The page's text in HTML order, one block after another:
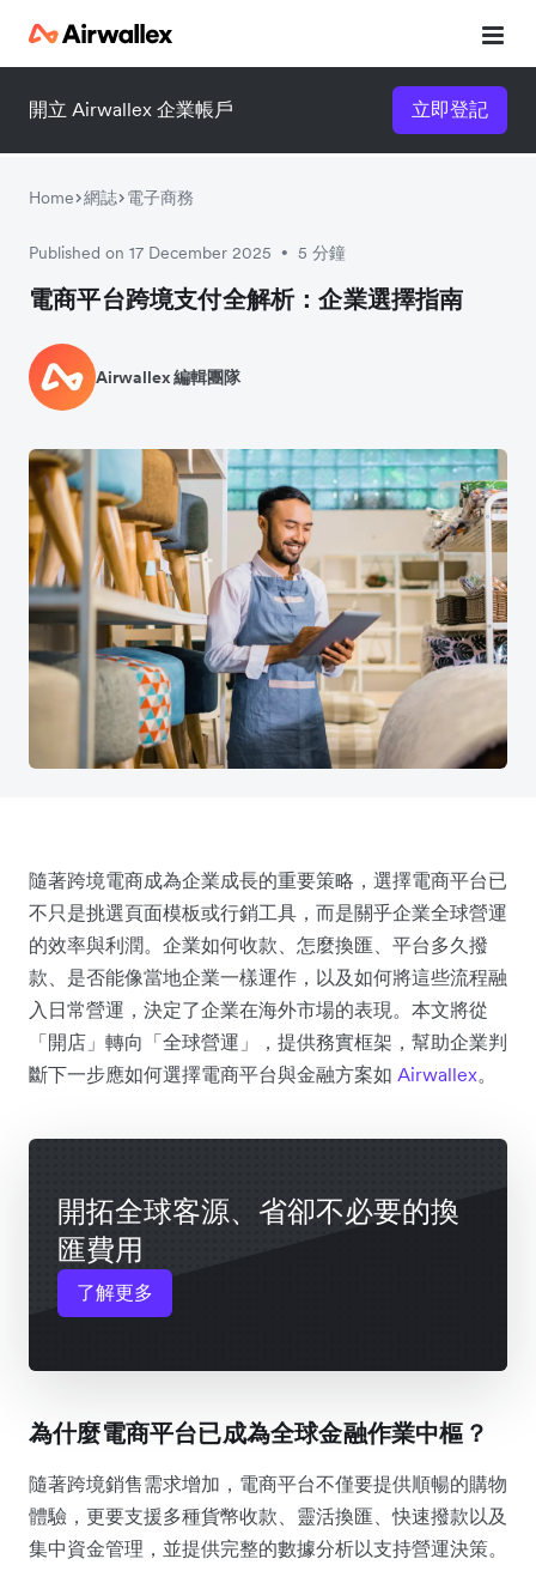
開立 Airwallex 企業帳戶 立即登記
Home 網誌 電子商務
Published on 17 December 2025 • 5 分鐘
電商平台跨境支付全解析：企業選擇指南
Airwallex 編輯團隊
隨著跨境電商成為企業成長的重要策略，選擇電商平台已
不只是挑選頁面模板或行銷工具，而是關乎企業全球營運
的效率與利潤。企業如何收款、怎麼換匯、平台多久撥
款、是否能像當地企業一樣運作，以及如何將這些流程融
入日常營運，決定了企業在海外市場的表現。本文將從
「開店」轉向「全球營運」，提供務實框架，幫助企業判
斷下一步應如何選擇電商平台與金融方案如 Airwallex。
開拓全球客源、省卻不必要的換
匯費用
了解更多
為什麼電商平台已成為全球金融作業中樞？
隨著跨境銷售需求增加，電商平台不僅要提供順暢的購物
體驗，更要支援多種貨幣收款、靈活換匯、快速撥款以及
集中資金管理，並提供完整的數據分析以支持營運決策。